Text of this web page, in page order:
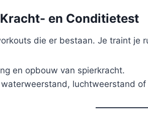
en Conditietest
die er bestaan. Je traint je
en opbouw van spierkracht.
luchtweerstand